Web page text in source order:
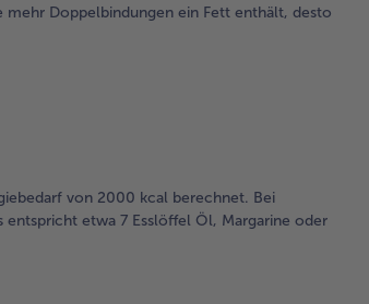
Doppelbindungen ein Fett enthält, desto
von 2000 kcal berechnet. Bei
etwa 7 Esslöffel Öl, Margarine oder